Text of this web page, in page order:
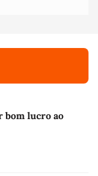
bom lucro ao